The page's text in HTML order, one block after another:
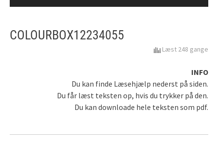
COLOURBOX12234055
Læst 248 gange
INFO
Du kan finde Læsehjælp nederst på siden.
Du får læst teksten op, hvis du trykker på den.
Du kan downloade hele teksten som pdf.